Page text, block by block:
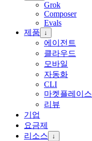
Grok
Composer
Evals
제품
↓
에이전트
클라우드
모바일
자동화
CLI
마켓플레이스
리뷰
기업
요금제
리소스
↓